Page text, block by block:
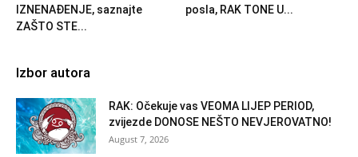
IZNENAĐENJE, saznajte
ZAŠTO STE...
posla, RAK TONE U...
Izbor autora
RAK: Očekuje vas VEOMA LIJEP PERIOD,
zvijezde DONOSE NEŠTO NEVJEROVATNO!
August 7, 2026